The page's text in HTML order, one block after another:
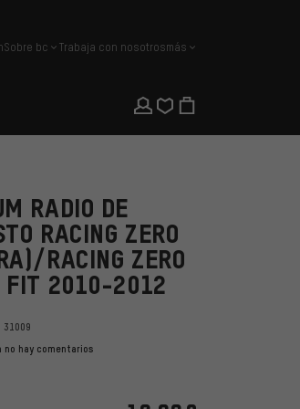
Sobre bc Trabaja con nosotrosmás
RADIO DE
RACING ZERO
RACING ZERO
FIT 2010-2012
31009
no hay comentarios